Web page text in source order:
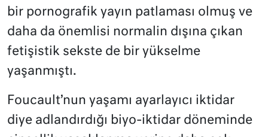
bir pornografik yayın patlaması olmuş ve
daha da önemlisi normalin dışına çıkan
fetişistik sekste de bir yükselme
yaşanmıştı.
Foucault’nun yaşamı ayarlayıcı iktidar
diye adlandırdığı biyo-iktidar döneminde